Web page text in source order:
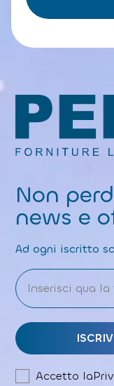
y
o
c
Non
news e
Ad ogni iscritto
Accetto la